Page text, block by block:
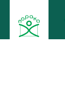
content